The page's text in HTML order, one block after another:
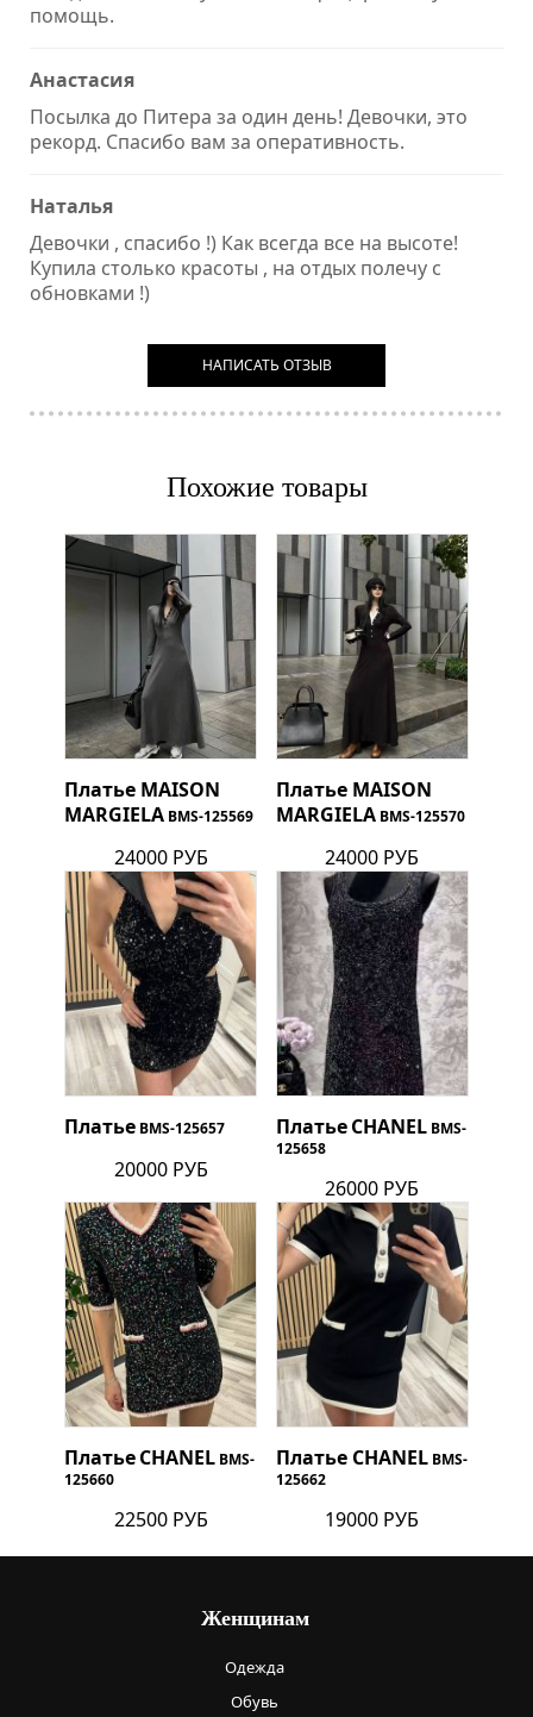
помощь.
Анастасия
Посылка до Питера за один день! Девочки, это
рекорд. Спасибо вам за оперативность.
Наталья
Девочки , спасибо !) Как всегда все на высоте!
Купила столько красоты , на отдых полечу с
обновками !)
НАПИСАТЬ ОТЗЫВ
Похожие товары
Платье MAISON
MARGIELA BMS-125569
24000 РУБ
Платье MAISON
MARGIELA BMS-125570
24000 РУБ
Платье BMS-125657
20000 РУБ
Платье CHANEL BMS-
125658
26000 РУБ
ПлатьеCHANEL BMS-
125660
22500 РУБ
Платье CHANEL BMS-
125662
19000 РУБ
Женщинам
Одежда
Обувь